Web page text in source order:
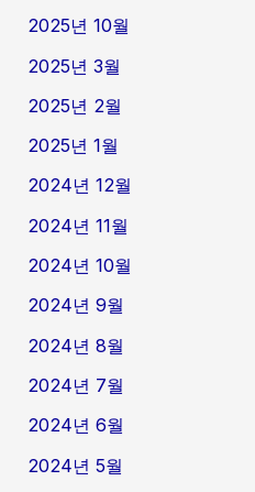
2025년 10월
2025년 3월
2025년 2월
2025년 1월
2024년 12월
2024년 11월
2024년 10월
2024년 9월
2024년 8월
2024년 7월
2024년 6월
2024년 5월